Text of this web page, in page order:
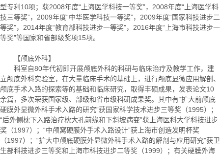
型专利10项；获2008年度“上海医学科技一等奖”，2008年度“上海医学科
技三等奖”，2009年度“中华医学科技一等奖”，2009年度“国家科技进步二
等奖”，2014年度“教育部科技进步一等奖”，2016年度“上海市科技进步一
等奖”等国家和省部级奖项15项。
【颅底外科】
科室自80年代初即开展颅底外科的科研与临床治疗及教学工作，建
立颅底外科实验室，在大量临床手术的基础上，进行颅底显微应用解剖、
颅底手术入路的探索等的基础和临床研究，取得丰硕成果，发表论文10
余篇，多次荣获国家级、部级和省市级科研成果奖。其中有“扩大前颅底
硬膜外显微外科手术入路的研究”获国家科学技术进步三等奖（1995）；
“后外侧枕下入路治疗枕大孔前缘和下斜坡病变”获上海医科大学科技进步
奖（1997）；“中颅窝硬膜外手术入路设计”获上海市创造发明杯奖
（1997）；“扩大中颅底硬膜外显微外科手术入路的解剖与应用研究”获卫
生部科技进步三等奖和上海市科技进步二等奖（1999）；有关硬膜外海